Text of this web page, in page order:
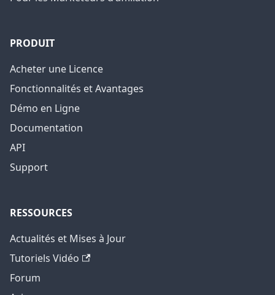
PRODUIT
Acheter une Licence
Fonctionnalités et Avantages
Démo en Ligne
Documentation
API
Support
RESSOURCES
Actualités et Mises à Jour
Tutoriels Vidéo
Forum